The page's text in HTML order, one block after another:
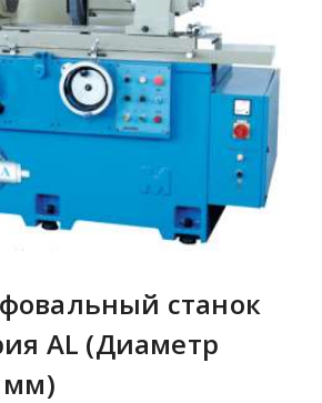
станок
AL (Диаметр
мм)